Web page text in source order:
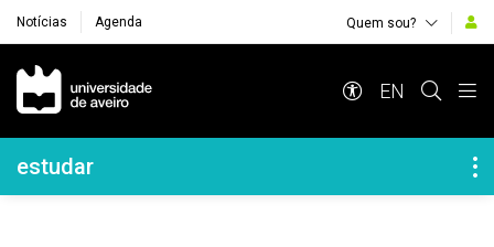
Notícias Agenda Quem sou?
Navegação Principal
EN
Navegação Lateral
estudar